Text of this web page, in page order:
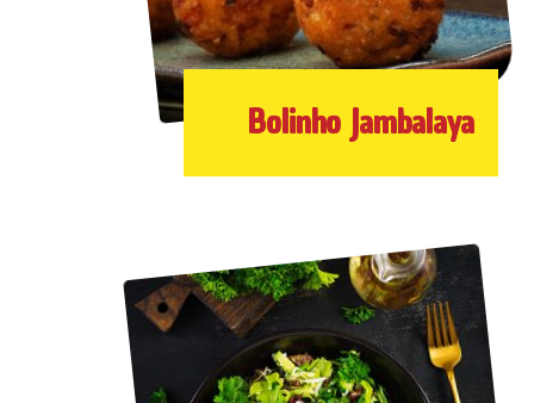
Bolinho Jambalaya